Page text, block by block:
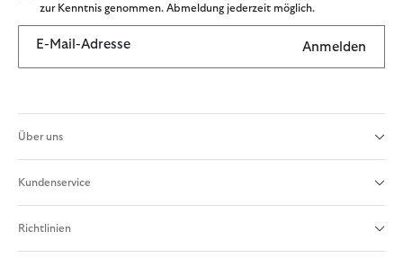
zur Kenntnis genommen. Abmeldung jederzeit möglich.
E-Mail-Adresse Anmelden
Über uns
Kundenservice
Richtlinien